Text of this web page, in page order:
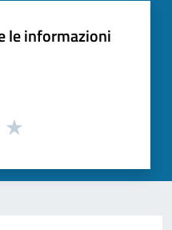
le informazioni